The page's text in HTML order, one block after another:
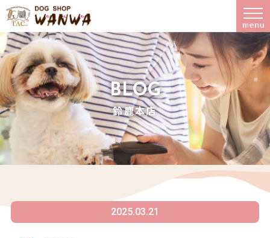
BLOG
鈴鹿本店
2025.03.21